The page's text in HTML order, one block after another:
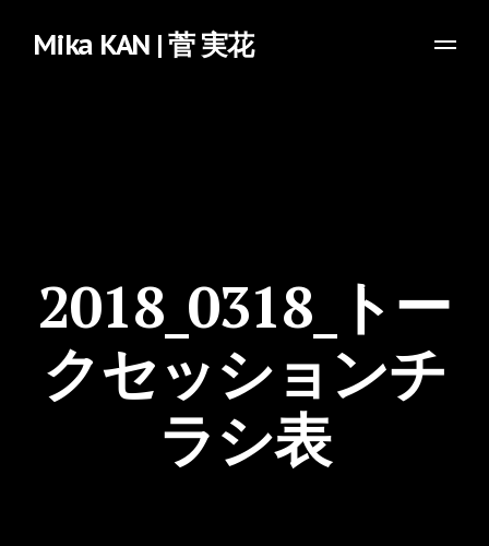
Mika KAN | 菅 実花
2018_0318_トー
クセッションチ
ラシ表